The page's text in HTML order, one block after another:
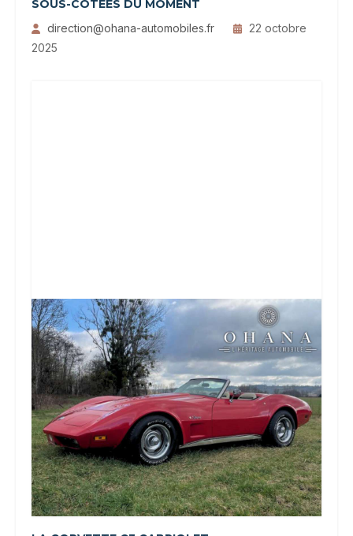
SOUS-COTÉES DU MOMENT
direction@ohana-automobiles.fr
22 octobre
2025